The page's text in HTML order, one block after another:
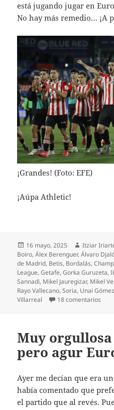
está jugando jugar en
No hay más remedio… ¡A
¡Grandes! (Foto: EFE)
¡Aúpa Athletic!
Publicado
el
16 mayo, 2025 Autor
Itziar
Boiro,Álex Berenguer,Álvaro
de Madrid, Betis, Bordalás,
League,Getafe,Gorka Guruzeta,
Sannadi, Mikel Jauregizar, Mikel
Rayo Vallecano,Soria, Unai Gómez
Villarreal
18 comentarios
Muy
pero agur
Ayer me decían que era
había comentado que
el partido que al revés.